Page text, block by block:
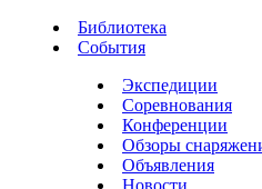
Библиотека
События
Экспедиции
Соревнования
Конференции
Обзоры
Объявления
Новости